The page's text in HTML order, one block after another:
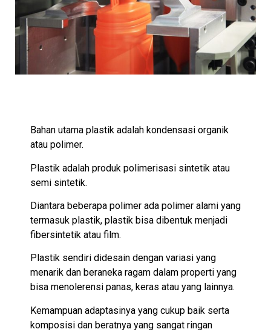
Bahan utama plastik adalah kondensasi organik
atau polimer.
Plastik adalah produk polimerisasi sintetik atau
semi sintetik.
Diantara beberapa polimer ada polimer alami yang
termasuk plastik, plastik bisa dibentuk menjadi
fibersintetik atau film.
Plastik sendiri didesain dengan variasi yang
menarik dan beraneka ragam dalam properti yang
bisa menolerensi panas, keras atau yang lainnya.
Kemampuan adaptasinya yang cukup baik serta
komposisi dan beratnya yang sangat ringan